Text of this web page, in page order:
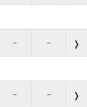
– –
– –